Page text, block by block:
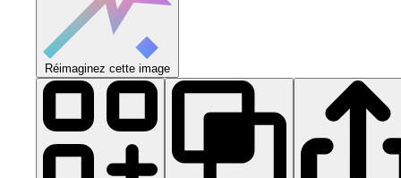
Réimaginez cette image